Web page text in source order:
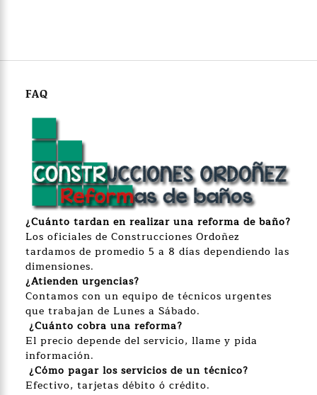
FAQ
¿Cuánto tardan en realizar una reforma de baño?
Los oficiales de Construcciones Ordoñez
tardamos de promedio 5 a 8 días dependiendo las
dimensiones.
¿Atienden urgencias?
Contamos con un equipo de técnicos urgentes
que trabajan de Lunes a Sábado.
¿Cuánto cobra una reforma?
El precio depende del servicio, llame y pida
información.
¿Cómo pagar los servicios de un técnico?
Efectivo, tarjetas débito ó crédito.